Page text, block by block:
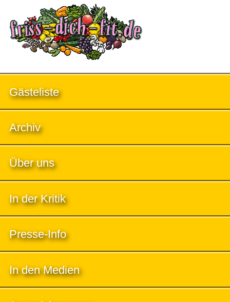
Gästeliste
Archiv
Über uns
In der Kritik
Presse-Info
In den Medien